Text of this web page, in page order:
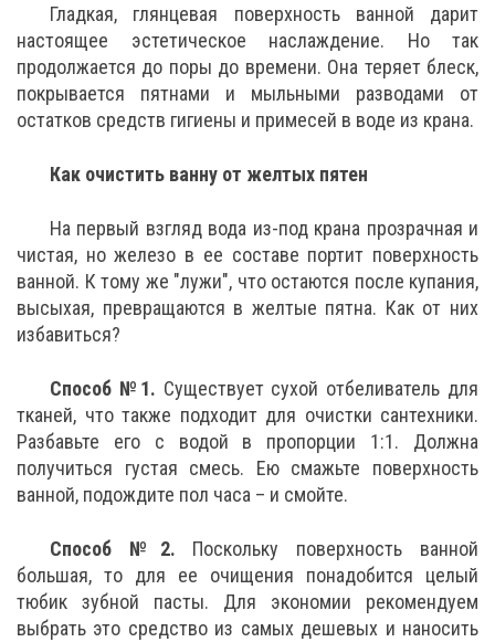
Гладкая, глянцевая поверхность ванной дарит
настоящее эстетическое наслаждение. Но так
продолжается до поры до времени. Она теряет блеск,
покрывается пятнами и мыльными разводами от
остатков средств гигиены и примесей в воде из крана.
Как очистить ванну от желтых пятен
На первый взгляд вода из-под крана прозрачная и
чистая, но железо в ее составе портит поверхность
ванной. К тому же "лужи", что остаются после купания,
высыхая, превращаются в желтые пятна. Как от них
избавиться?
Способ №1. Существует сухой отбеливатель для
тканей, что также подходит для очистки сантехники.
Разбавьте его с водой в пропорции 1:1. Должна
получиться густая смесь. Ею смажьте поверхность
ванной, подождите пол часа – и смойте.
Способ №2. Поскольку поверхность ванной
большая, то для ее очищения понадобится целый
тюбик зубной пасты. Для экономии рекомендуем
выбрать это средство из самых дешевых и наносить